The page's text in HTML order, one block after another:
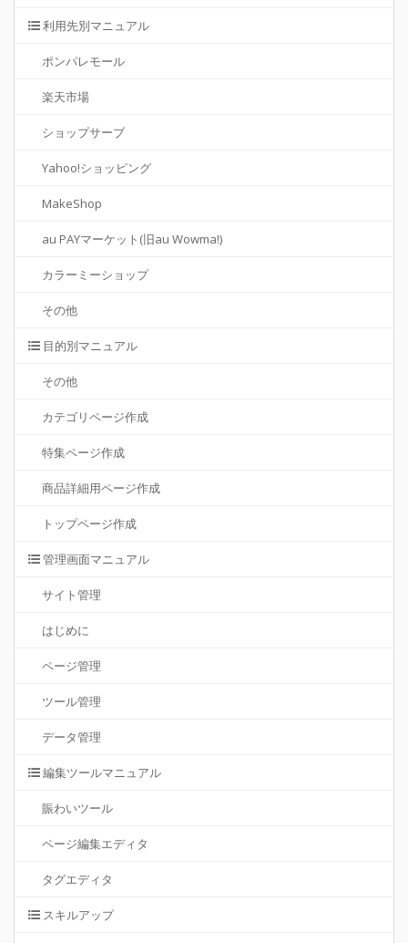
利用先別マニュアル
ポンパレモール
楽天市場
ショップサーブ
Yahoo!ショッピング
MakeShop
au PAYマーケット(旧au Wowma!)
カラーミーショップ
その他
目的別マニュアル
その他
カテゴリページ作成
特集ページ作成
商品詳細用ページ作成
トップページ作成
管理画面マニュアル
サイト管理
はじめに
ページ管理
ツール管理
データ管理
編集ツールマニュアル
賑わいツール
ページ編集エディタ
タグエディタ
スキルアップ